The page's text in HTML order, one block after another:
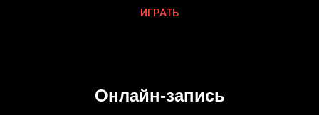
ИГРАТЬ
Онлайн-запись